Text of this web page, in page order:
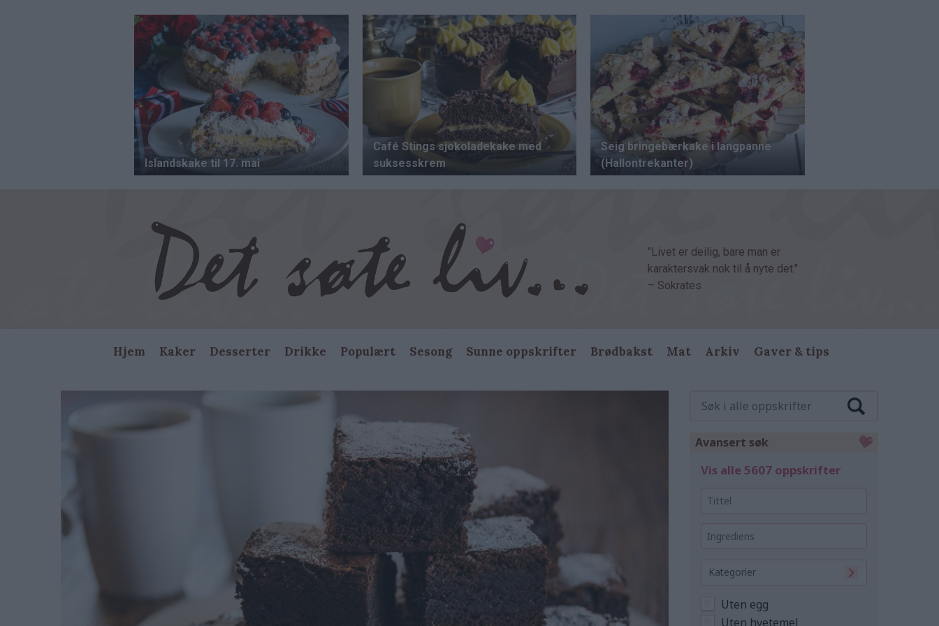
"Livet er deilig, bare man er
karaktersvak nok til å nyte det."
– Sokrates
Main
navigation
Hjem Kaker Desserter Drikke Populært Sesong Sunne oppskrifter Brødbakst Mat Arkiv Gaver & tips
Avansert søk
Vis alle 5607 oppskrifter
Kategorier
Uten egg
Uten hvetemel